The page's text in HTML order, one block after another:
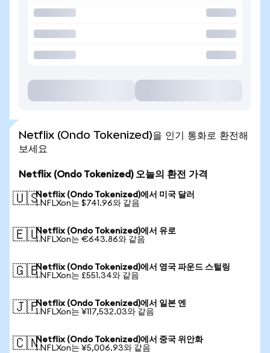
Netflix (Ondo Tokenized)을 인기 통화로 환전해
보세요
Netflix (Ondo Tokenized) 오늘의 환전 가격
🇺🇸Netflix (Ondo Tokenized)에서 미국 달러
1 NFLXon는 $741.96와 같음
🇪🇺Netflix (Ondo Tokenized)에서 유로
1 NFLXon는 €643.86와 같음
🇬🇧Netflix (Ondo Tokenized)에서 영국 파운드 스털링
1 NFLXon는 £551.34와 같음
🇯🇵Netflix (Ondo Tokenized)에서 일본 엔
1 NFLXon는 ¥117,532.03와 같음
🇨🇳Netflix (Ondo Tokenized)에서 중국 위안화
1 NFLXon는 ¥5,006.93와 같음